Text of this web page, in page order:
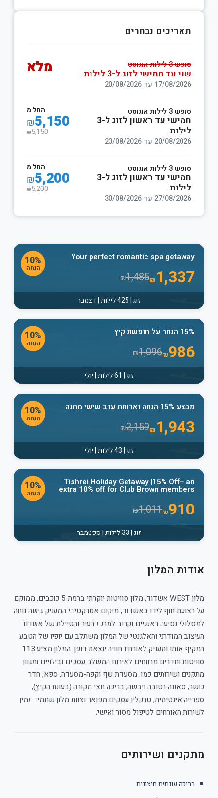
תאריכים נבחרים
סופש 3 לילות אוגוסט
שני עד חמישי לזוג ל-3 לילות
17/08/2026 עד 20/08/2026
מלא
סופש 3 לילות אוגוסט
חמישי עד ראשון לזוג ל-3
לילות
20/08/2026 עד 23/08/2026
החל מ
₪5,150
₪5,150
סופש 3 לילות אוגוסט
חמישי עד ראשון לזוג ל-3
לילות
27/08/2026 עד 30/08/2026
החל מ
₪5,200
₪5,200
10%
הנחה
Your perfect romantic spa getaway
₪1,337
₪1,485
זוג | 425 לילות | דצמבר
10%
הנחה
15% הנחה על חופשת קיץ
₪986
₪1,096
זוג | 61 לילות | יולי
10%
הנחה
מבצע 15% הנחה וארוחת ערב שישי מתנה
₪1,943
₪2,159
זוג | 43 לילות | יולי
10%
הנחה
Tishrei Holiday Getaway |15% Off+ an
extra 10% off for Club Brown members
₪910
₪1,011
זוג | 33 לילות | ספטמבר
אודות המלון
מלון WEST אשדוד, מלון סוויטות יוקרתי ברמת 5 כוכבים, ממוקם
על רצועת חוף לידו באשדוד, מיקום אטרקטיבי המעניק גישה נוחה
למסלולי נסיעה ראשיים וקרוב למרכז העיר והטיילת של אשדוד
העיצוב המודרני והאלגנטי של המלון משתלב עם יופיו של הטבע
המקיף אותו ומעניק לאורחיו חוויה יוצאת דופן. המלון מציע 113
סוויטות וחדרים מרווחים לאירוח המשלב עסקים ובילויים ומגוון
מתקנים ושירותים כמו: מסעדת שף וקפה-מסעדה, ספא, חדר
כושר, סאונה רטובה ויבשה, בריכה חצי מקורה (בעונת הקיץ),
ספרייה אינטימית, טרקלין עסקים מפואר וצוות מלון שתמיד זמין
לשירות האורחים לטיפול מסור ואישי.
מתקנים ושירותים
בריכה עונתית חיצונית